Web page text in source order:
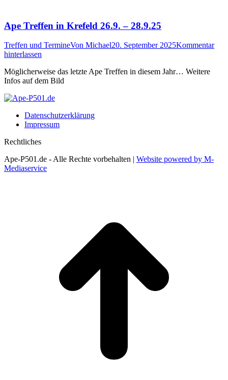
Ape Treffen in Krefeld 26.9. – 28.9.25
Treffen und TermineVon Michael20. September 2025Kommentar
hinterlassen
Möglicherweise das letzte Ape Treffen in diesem Jahr… Weitere
Infos auf dem Bild
Datenschutz­erklärung
Impressum
Rechtliches
Ape-P501.de - Alle Rechte vorbehalten | Website powered by M-
Mediaservice